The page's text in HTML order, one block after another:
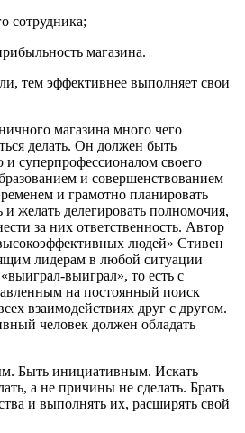
сотрудника;
магазина.
тем эффективнее выполняет свои
магазина много чего
делать. Он должен быть
и суперпрофессионалом своего
и совершенствованием
и грамотно планировать
и желать делегировать полномочия,
за них ответственность. Автор
людей» Стивен
лидерам в любой ситуации
выиграл», то есть с
на постоянный поиск
взаимодействиях друг с другом.
человек должен обладать
Быть инициативным. Искать
а не причины не сделать. Брать
и выполнять их, расширять свой